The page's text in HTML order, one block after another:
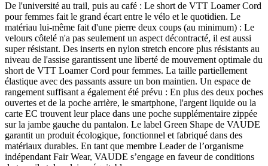
De l'université au trail, puis au café : Le short de VTT Loamer Cord
pour femmes fait le grand écart entre le vélo et le quotidien. Le
matériau lui-même fait d'une pierre deux coups (au minimum) : Le
velours côtelé n'a pas seulement un aspect décontracté, il est aussi
super résistant. Des inserts en nylon stretch encore plus résistants au
niveau de l'assise garantissent une liberté de mouvement optimale du
short de VTT Loamer Cord pour femmes. La taille partiellement
élastique avec des passants assure un bon maintien. Un espace de
rangement suffisant a également été prévu : En plus des deux poches
ouvertes et de la poche arrière, le smartphone, l'argent liquide ou la
carte EC trouvent leur place dans une poche supplémentaire zippée
sur la jambe gauche du pantalon. Le label Green Shape de VAUDE
garantit un produit écologique, fonctionnel et fabriqué dans des
matériaux durables. En tant que membre Leader de l’organisme
indépendant Fair Wear, VAUDE s’engage en faveur de conditions